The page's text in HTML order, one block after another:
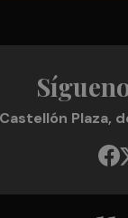
Castellón Plaza,